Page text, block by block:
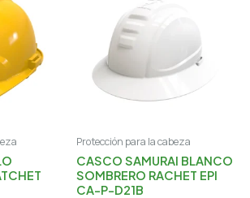
Protección para la cabeza
CASCO SAMURAI BLANCO
SOMBRERO RACHET EPI
CA-P-D21B